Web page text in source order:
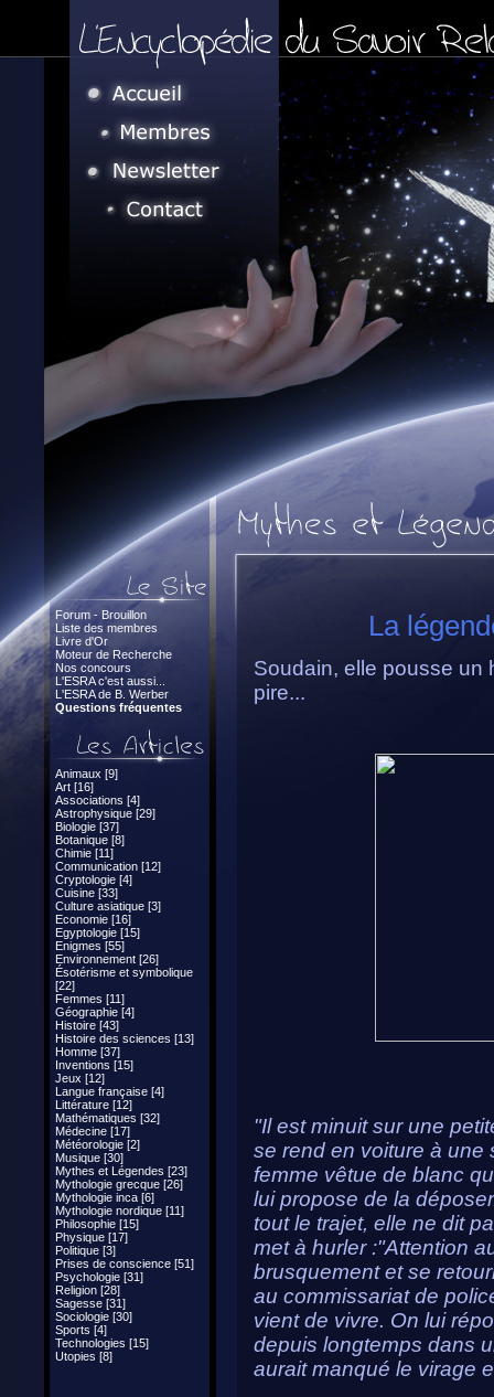
Forum - Brouillon
Liste des membres
Livre d'Or
Moteur de Recherche
Nos concours
L'ESRA c'est aussi...
L'ESRA de B. Werber
Questions fréquentes
Animaux [9]
Art [16]
Associations [4]
Astrophysique [29]
Biologie [37]
Botanique [8]
Chimie [11]
Communication [12]
Cryptologie [4]
Cuisine [33]
Culture asiatique [3]
Economie [16]
Egyptologie [15]
Enigmes [55]
Environnement [26]
Ésotérisme et symbolique
[22]
Femmes [11]
Géographie [4]
Histoire [43]
Histoire des sciences [13]
Homme [37]
Inventions [15]
Jeux [12]
Langue française [4]
Littérature [12]
Mathématiques [32]
Médecine [17]
Météorologie [2]
Musique [30]
Mythes et Légendes [23]
Mythologie grecque [26]
Mythologie inca [6]
Mythologie nordique [11]
Philosophie [15]
Physique [17]
Politique [3]
Prises de conscience [51]
Psychologie [31]
Religion [28]
Sagesse [31]
Sociologie [30]
Sports [4]
Technologies [15]
Utopies [8]
La
Soudain, elle pousse un
pire...
"Il est minuit sur une
se rend en voiture à une
femme vêtue de blanc
lui propose de la
tout le trajet, elle ne dit
met à hurler :"Attention
brusquement et se
au commissariat de
vient de vivre. On lui
depuis longtemps dans
aurait manqué le virage